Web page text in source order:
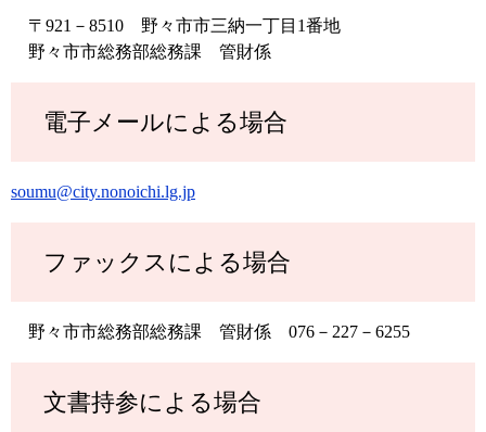
〒921－8510 野々市市三納一丁目1番地
野々市市総務部総務課 管財係
電子メールによる場合
soumu@city.nonoichi.lg.jp
ファックスによる場合
野々市市総務部総務課 管財係 076－227－6255
文書持参による場合